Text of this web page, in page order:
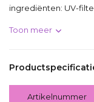
ingrediënten: UV-
Toon meer
Artikelnummer